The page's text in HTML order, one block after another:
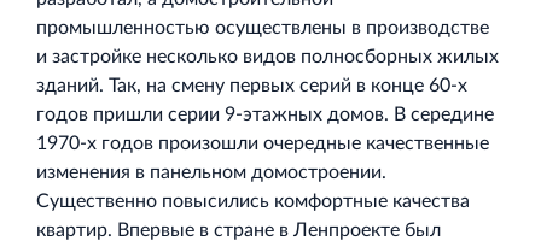
промышленностью осуществлены в производстве
и застройке несколько видов полносборных жилых
зданий. Так, на смену первых серий в конце 60‐х
годов пришли серии 9‐этажных домов. В середине
1970‐х годов произошли очередные качественные
изменения в панельном домостроении.
Существенно повысились комфортные качества
квартир. Впервые в стране в Ленпроекте был